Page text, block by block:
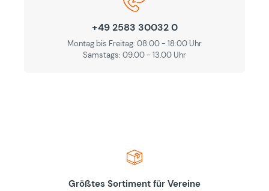
+49 2583 30032 0
Montag bis Freitag: 08:00 - 18:00 Uhr
Samstags: 09.00 - 13.00 Uhr
Größtes Sortiment für Vereine